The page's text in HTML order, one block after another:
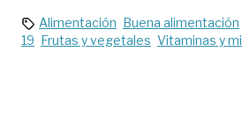
Alimentación Buena alimentación
19 Frutas y vegetales Vitaminas y